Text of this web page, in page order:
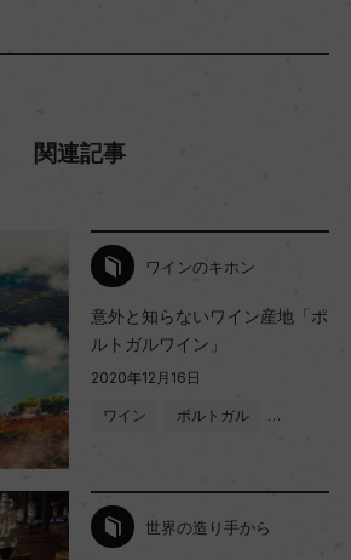
関連記事
ワインのキホン
意外と知らないワイン産地「ポ
ルトガルワイン」
2020年12月16日
ワイン ポルトガル …
世界の造り手から